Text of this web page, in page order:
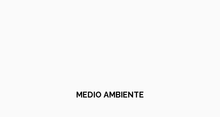
MEDIO AMBIENTE